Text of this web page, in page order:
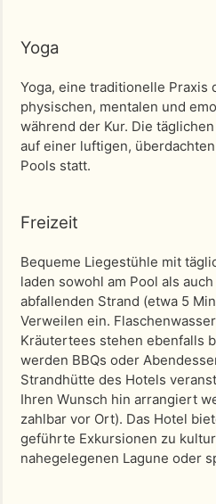
Yoga
Yoga, eine traditionelle Praxis
physischen, mentalen und
während der Kur. Die
auf einer luftigen,
Pools statt.
Freizeit
Bequeme Liegestühle mit
laden sowohl am Pool als
abfallenden Strand (etwa 5
Verweilen ein.
Kräutertees stehen ebenfalls
werden BBQs oder
Strandhütte des Hotels
Ihren Wunsch hin arrangiert
zahlbar vor Ort). Das Hotel
geführte Exkursionen zu
nahegelegenen Lagune oder